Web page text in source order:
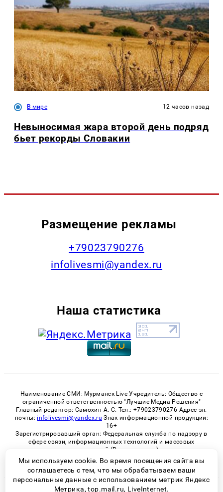
В мире 12 часов назад
Невыносимая жара второй день подряд
бьет рекорды Словакии
Размещение рекламы
+79023790276
infolivesmi@yandex.ru
Наша статистика
Наименование СМИ: Мурманск Live Учредитель: Общество с
ограниченной ответственностью "Лучшие Медиа Решения"
Главный редактор: Самохин А. С. Тел.: +79023790276 Адрес эл.
почты: infolivesmi@yandex.ru Знак информационной продукции:
16+
Зарегистрировавший орган: Федеральная служба по надзору в
сфере связи, информационных технологий и массовых
коммуникаций (Роскомнадзор)
Регистрационный номер СМИ ЭЛ № ФС 77 - 82534 от 21.01.2022
Мы используем cookie. Во время посещения сайта вы
соглашаетесь с тем, что мы обрабатываем ваши
персональные данные с использованием метрик Яндекс
Метрика, top.mail.ru, LiveInternet.